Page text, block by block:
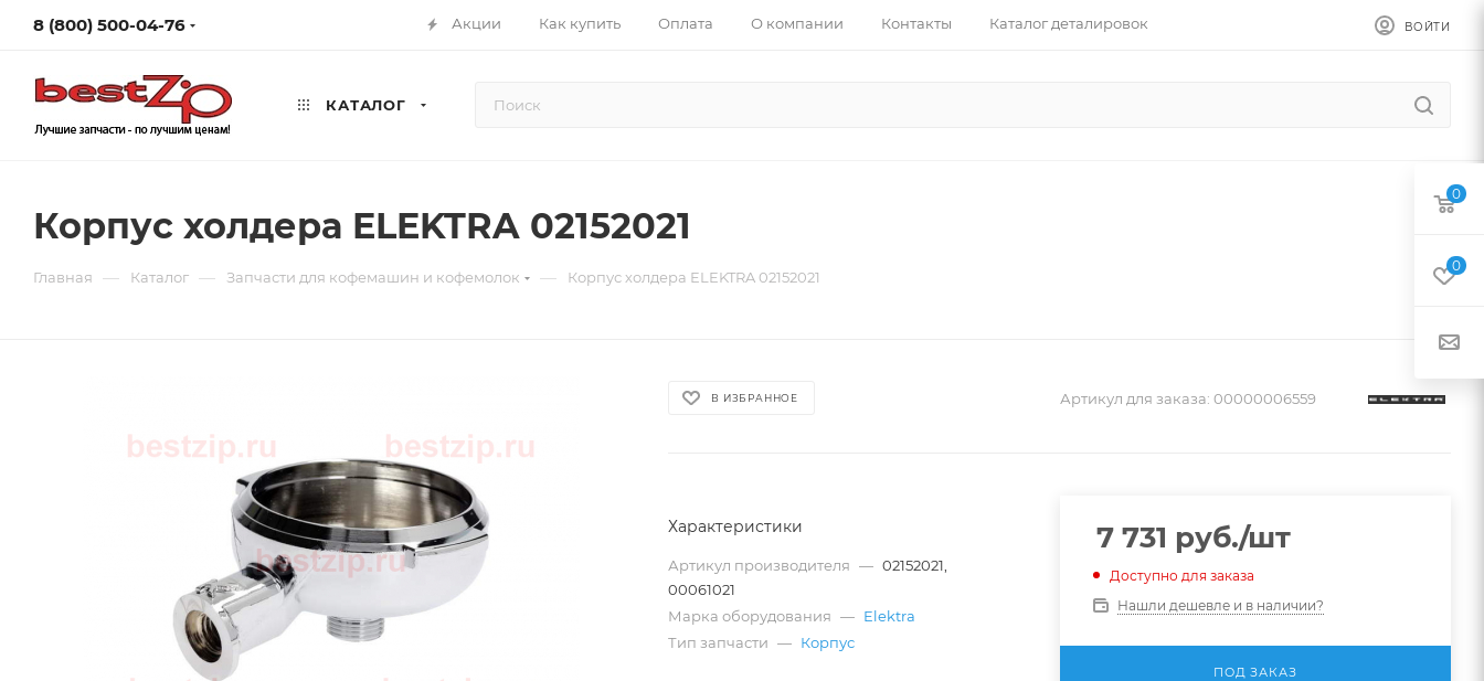
8 (800) 500-04-76 Акции Как купить Оплата О компании Контакты Каталог деталировок ВОЙТИ
КАТАЛОГ
Корпус холдера ELEKTRA 02152021
Главная — Каталог — Запчасти для кофемашин и кофемолок — Корпус холдера ELEKTRA 02152021
В ИЗБРАННОЕ Артикул для заказа: 00000006559
Характеристики
Артикул производителя — 02152021,
00061021
Марка оборудования — Elektra
Тип запчасти — Корпус
7 731 руб./шт
Доступно для заказа
Нашли дешевле и в наличии?
ПОД ЗАКАЗ
0
0